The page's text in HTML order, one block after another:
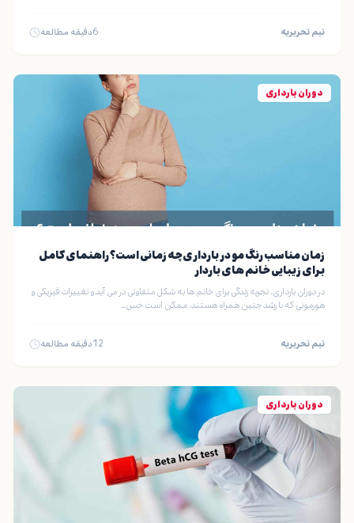
تیم تحریریه 6دقیقه مطالعه
دوران بارداری
زمان مناسب رنگ مو در بارداری چه زمانی است؟ راهنمای کامل
برای زیبایی خانم های باردار
در دوران بارداری، تجربه زندگی برای خانم ها به شکل متفاوتی در می آید و تغییرات فیزیکی و
هورمونی که با رشد جنین همراه هستند، ممکن است حس…
تیم تحریریه 12دقیقه مطالعه
دوران بارداری